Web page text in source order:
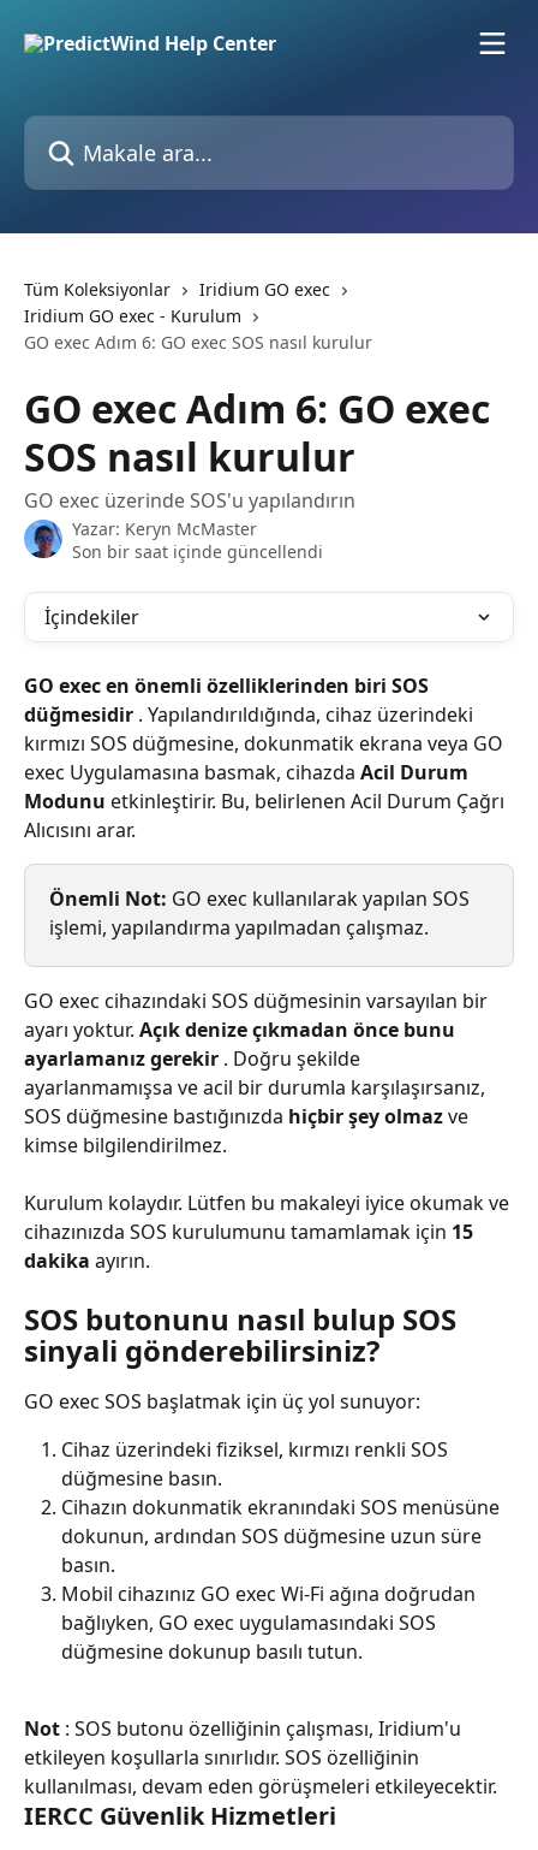
Makale ara...
Tüm Koleksiyonlar
Iridium GO exec
Iridium GO exec - Kurulum
GO exec Adım 6: GO exec SOS nasıl kurulur
GO exec Adım 6: GO exec
SOS nasıl kurulur
GO exec üzerinde SOS'u yapılandırın
Yazar: Keryn McMaster
Son bir saat içinde güncellendi
İçindekiler
GO exec en önemli özelliklerinden biri SOS
düğmesidir . Yapılandırıldığında, cihaz üzerindeki
kırmızı SOS düğmesine, dokunmatik ekrana veya GO
exec Uygulamasına basmak, cihazda Acil Durum
Modunu etkinleştirir. Bu, belirlenen Acil Durum Çağrı
Alıcısını arar.
Önemli Not: GO exec kullanılarak yapılan SOS
işlemi, yapılandırma yapılmadan çalışmaz.
GO exec cihazındaki SOS düğmesinin varsayılan bir
ayarı yoktur. Açık denize çıkmadan önce bunu
ayarlamanız gerekir . Doğru şekilde
ayarlanmamışsa ve acil bir durumla karşılaşırsanız,
SOS düğmesine bastığınızda hiçbir şey olmaz ve
kimse bilgilendirilmez.
Kurulum kolaydır. Lütfen bu makaleyi iyice okumak ve
cihazınızda SOS kurulumunu tamamlamak için 15
dakika ayırın.
SOS butonunu nasıl bulup SOS
sinyali gönderebilirsiniz?
GO exec SOS başlatmak için üç yol sunuyor:
Cihaz üzerindeki fiziksel, kırmızı renkli SOS
düğmesine basın.
Cihazın dokunmatik ekranındaki SOS menüsüne
dokunun, ardından SOS düğmesine uzun süre
basın.
Mobil cihazınız GO exec Wi-Fi ağına doğrudan
bağlıyken, GO exec uygulamasındaki SOS
düğmesine dokunup basılı tutun.
Not : SOS butonu özelliğinin çalışması, Iridium'u
etkileyen koşullarla sınırlıdır. SOS özelliğinin
kullanılması, devam eden görüşmeleri etkileyecektir.
IERCC Güvenlik Hizmetleri